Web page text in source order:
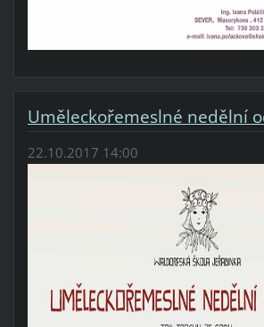
Uměleckořemeslné nedělní
22.10.2017 14:00